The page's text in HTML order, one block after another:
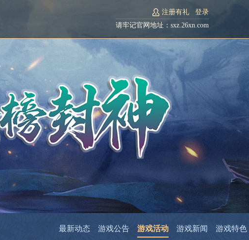
登录
注册有礼
请牢记官网地址：sxz.26xn.com
最新动态 游戏公告 游戏活动 游戏新闻 游戏特色